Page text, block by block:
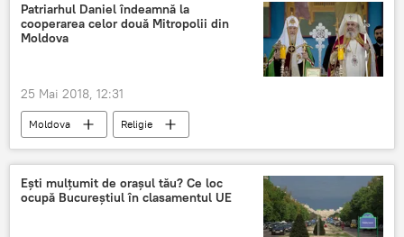
Patriarhul Daniel îndeamnă la
cooperarea celor două Mitropolii din
Moldova
25 Mai 2018, 12:31
Moldova Religie
Ești mulțumit de orașul tău? Ce loc
ocupă Bucureștiul în clasamentul UE